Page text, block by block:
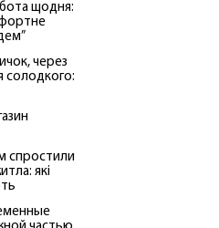
щодня:
через
солодкого:
спростили
які